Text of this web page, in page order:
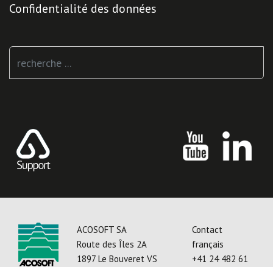
Confidentialité des données
ACOSOFT SA
Route des Îles 2A
1897 Le Bouveret VS
Contact
français
+41 24 482 61